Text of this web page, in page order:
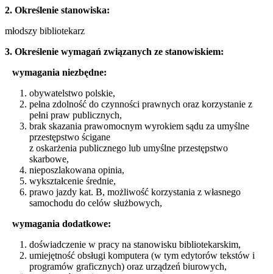
2. Określenie stanowiska:
młodszy bibliotekarz
3. Określenie wymagań związanych ze stanowiskiem:
wymagania niezbędne:
obywatelstwo polskie,
pełna zdolność do czynności prawnych oraz korzystanie z
pełni praw publicznych,
brak skazania prawomocnym wyrokiem sądu za umyślne
przestępstwo ścigane
z oskarżenia publicznego lub umyślne przestępstwo
skarbowe,
nieposzlakowana opinia,
wykształcenie średnie,
prawo jazdy kat. B, możliwość korzystania z własnego
samochodu do celów służbowych,
wymagania dodatkowe:
doświadczenie w pracy na stanowisku bibliotekarskim,
umiejętność obsługi komputera (w tym edytorów tekstów i
programów graficznych) oraz urządzeń biurowych,